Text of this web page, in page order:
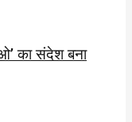
का संदेश बना